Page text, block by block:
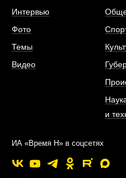
Интервью
Фото
Темы
Видео
и
ИА «Время Н» в соцсетях